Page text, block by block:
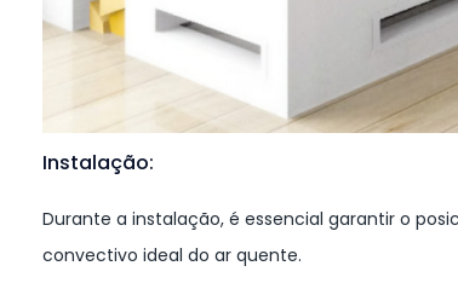
Instalação:
Durante a instalação, é essencial garantir o
convectivo ideal do ar quente.